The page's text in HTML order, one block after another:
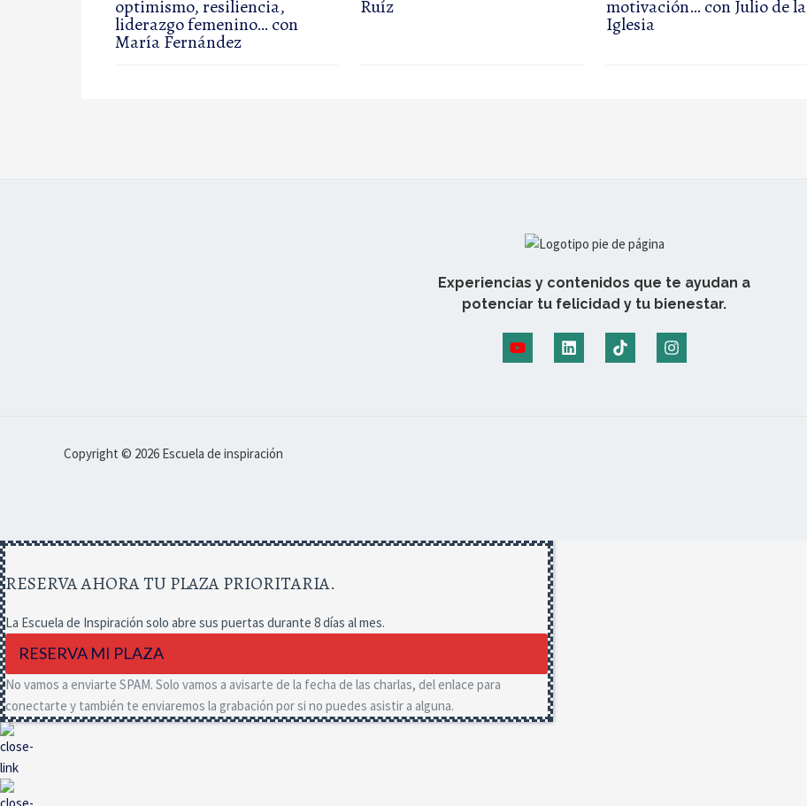
optimismo, resiliencia,
liderazgo femenino… con
María Fernández
Ruíz motivación… con Julio de la
Iglesia
Experiencias y contenidos que te ayudan a
potenciar tu felicidad y tu bienestar.
Copyright © 2026 Escuela de inspiración
RESERVA AHORA TU PLAZA PRIORITARIA.
La Escuela de Inspiración solo abre sus puertas durante 8 días al mes.
RESERVA MI PLAZA
No vamos a enviarte SPAM. Solo vamos a avisarte de la fecha de las charlas, del enlace para
conectarte y también te enviaremos la grabación por si no puedes asistir a alguna.